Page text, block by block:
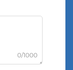
0/1000